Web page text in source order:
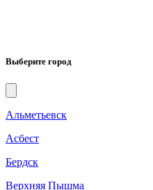
Выберите город
Альметьевск
Асбест
Бердск
Верхняя Пышма